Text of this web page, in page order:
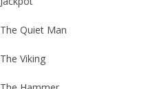
The Quiet Man
The Viking